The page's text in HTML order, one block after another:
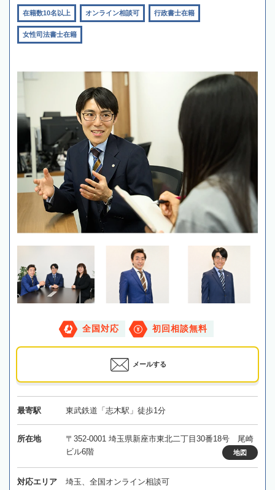
在籍数10名以上 オンライン相談可 行政書士在籍
女性司法書士在籍
全国対応 初回相談無料
メールする
最寄駅 東武鉄道「志木駅」徒歩1分
所在地
〒352-0001 埼玉県新座市東北二丁目30番18号 尾崎
ビル6階
地図
対応エリア 埼玉、全国オンライン相談可